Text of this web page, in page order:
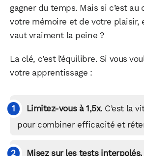
gagner du temps. Mais si c’est
votre mémoire et de votre plaisir,
vaut vraiment la peine ?
La clé, c’est l’équilibre. Si vous
votre apprentissage :
Limitez-vous à 1,5x. C’est la
pour combiner efficacité et
Misez sur les tests interpolés.